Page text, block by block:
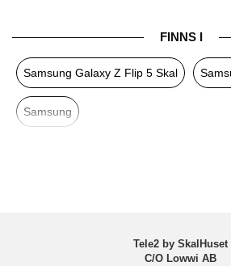
Trådlös
Färg
Material
Varumärke
FINNS I
Samsung Galaxy Z Flip 5 Skal
Samsung
Tele2 by SkalHuset
C/O Lowwi AB